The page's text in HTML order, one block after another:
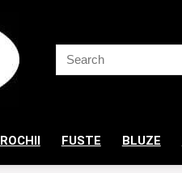
ROCHII FUSTE BLUZE